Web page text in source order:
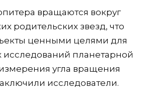
вращаются вокруг
родительских звезд, что
ценными целями для
планетарной
угла вращения
исследователи.